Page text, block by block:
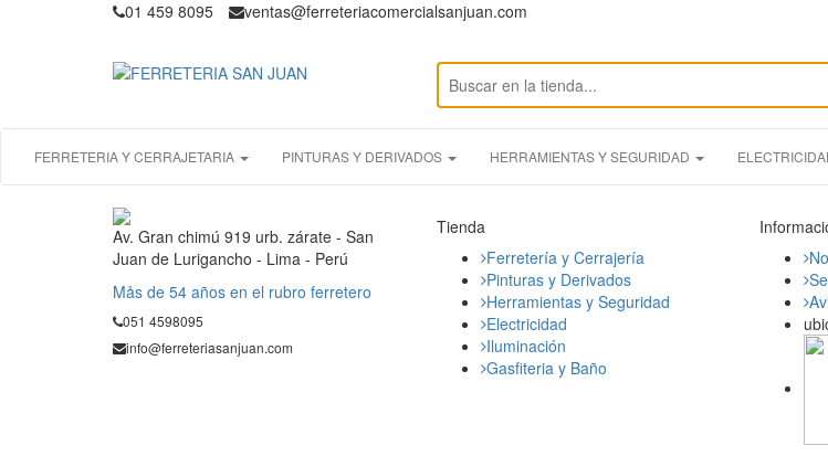
01 459 8095 ventas@ferreteriacomercialsanjuan.com
FERRETERIA Y CERRAJETARIA PINTURAS Y DERIVADOS HERRAMIENTAS Y SEGURIDAD
Av. Gran chimú 919 urb. zárate - San
Juan de Lurigancho - Lima - Perú
Mås de 54 años en el rubro ferretero
051 4598095
info@ferreteriasanjuan.com
Tienda
Ferretería y Cerrajería
Pinturas y Derivados
Herramientas y Seguridad
Electricidad
Iluminación
Gasfiteria y Baño